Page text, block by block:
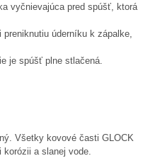
vyčnievajúca pred spúšť, ktorá
úderníku k zápalke,
je spúšť plne stlačená.
Všetky kovové časti GLOCK
a slanej vode.